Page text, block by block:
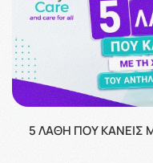
5 ΛΆΘΗ ΠΟΥ ΚΆΝΕΙΣ